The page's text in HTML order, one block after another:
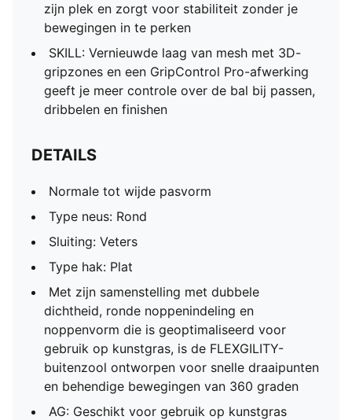
zijn plek en zorgt voor stabiliteit zonder je
bewegingen in te perken
SKILL: Vernieuwde laag van mesh met 3D-
gripzones en een GripControl Pro-afwerking
geeft je meer controle over de bal bij passen,
dribbelen en finishen
DETAILS
Normale tot wijde pasvorm
Type neus: Rond
Sluiting: Veters
Type hak: Plat
Met zijn samenstelling met dubbele
dichtheid, ronde noppenindeling en
noppenvorm die is geoptimaliseerd voor
gebruik op kunstgras, is de FLEXGILITY-
buitenzool ontworpen voor snelle draaipunten
en behendige bewegingen van 360 graden
AG: Geschikt voor gebruik op kunstgras